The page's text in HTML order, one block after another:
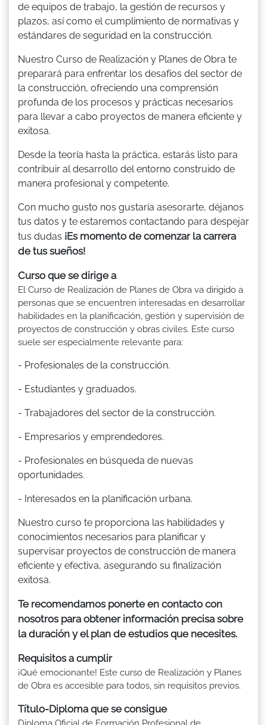
de equipos de trabajo, la gestión de recursos y
plazos, así como el cumplimiento de normativas y
estándares de seguridad en la construcción.
Nuestro Curso de Realización y Planes de Obra te
preparará para enfrentar los desafíos del sector de
la construcción, ofreciendo una comprensión
profunda de los procesos y prácticas necesarios
para llevar a cabo proyectos de manera eficiente y
exitosa.
Desde la teoría hasta la práctica, estarás listo para
contribuir al desarrollo del entorno construido de
manera profesional y competente.
Con mucho gusto nos gustaría asesorarte, déjanos
tus datos y te estaremos contactando para despejar
tus dudas ¡Es momento de comenzar la carrera
de tus sueños!
Curso que se dirige a
El Curso de Realización de Planes de Obra va dirigido a
personas que se encuentren interesadas en desarrollar
habilidades en la planificación, gestión y supervisión de
proyectos de construcción y obras civiles. Este curso
suele ser especialmente relevante para:
- Profesionales de la construcción.
- Estudiantes y graduados.
- Trabajadores del sector de la construcción.
- Empresarios y emprendedores.
- Profesionales en búsqueda de nuevas
oportunidades.
- Interesados en la planificación urbana.
Nuestro curso te proporciona las habilidades y
conocimientos necesarios para planificar y
supervisar proyectos de construcción de manera
eficiente y efectiva, asegurando su finalización
exitosa.
Te recomendamos ponerte en contacto con
nosotros para obtener información precisa sobre
la duración y el plan de estudios que necesites.
Requisitos a cumplir
¡Qué emocionante! Este curso de Realización y Planes
de Obra es accesible para todos, sin requisitos previos.
Título-Diploma que se consigue